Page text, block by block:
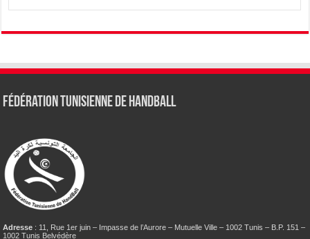
Fédération tunisienne de Handball
Adresse : 11, Rue 1er juin – Impasse de l’Aurore – Mutuelle Ville – 1002 Tunis – B.P. 151 –
1002 Tunis Belvédère